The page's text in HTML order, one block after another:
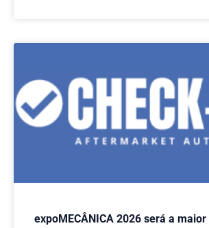
expoMECÂNICA 2026 será a